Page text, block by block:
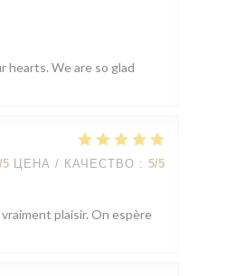
hearts. We are so glad
/5 ЦЕНА / КАЧЕСТВО : 5/5
plaisir. On espère